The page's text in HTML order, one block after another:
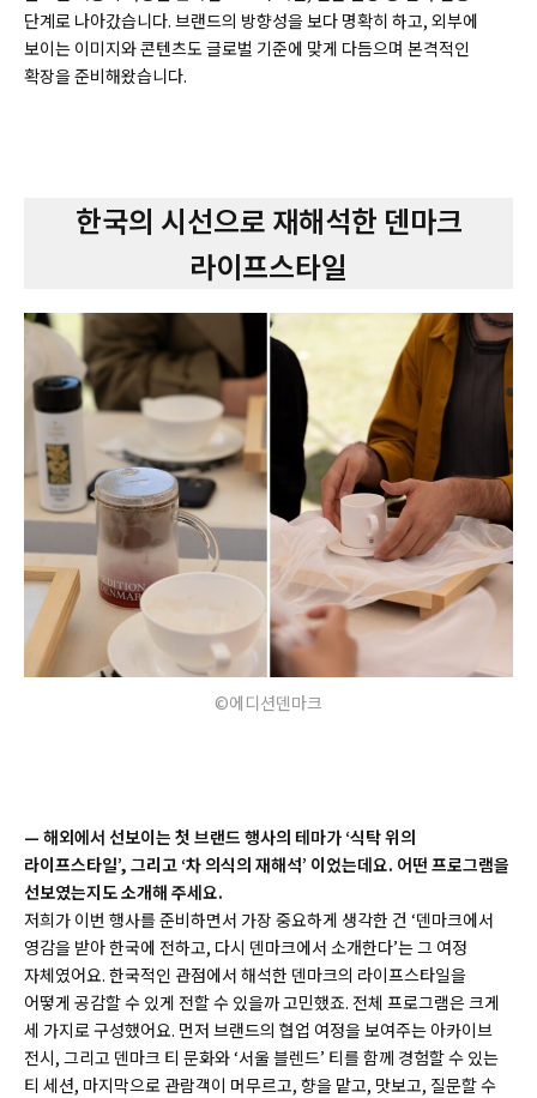
단계로 나아갔습니다. 브랜드의 방향성을 보다 명확히 하고, 외부에
보이는 이미지와 콘텐츠도 글로벌 기준에 맞게 다듬으며 본격적인
확장을 준비해왔습니다.
한국의 시선으로 재해석한 덴마크
라이프스타일
©에디션덴마크
— 해외에서 선보이는 첫 브랜드 행사의 테마가 ‘식탁 위의
라이프스타일’, 그리고 ‘차 의식의 재해석’ 이었는데요. 어떤 프로그램을
선보였는지도 소개해 주세요.
저희가 이번 행사를 준비하면서 가장 중요하게 생각한 건 ‘덴마크에서
영감을 받아 한국에 전하고, 다시 덴마크에서 소개한다’는 그 여정
자체였어요. 한국적인 관점에서 해석한 덴마크의 라이프스타일을
어떻게 공감할 수 있게 전할 수 있을까 고민했죠. 전체 프로그램은 크게
세 가지로 구성했어요. 먼저 브랜드의 협업 여정을 보여주는 아카이브
전시, 그리고 덴마크 티 문화와 ‘서울 블렌드’ 티를 함께 경험할 수 있는
티 세션, 마지막으로 관람객이 머무르고, 향을 맡고, 맛보고, 질문할 수